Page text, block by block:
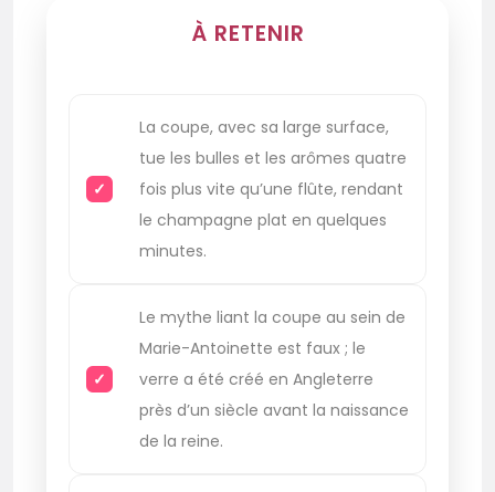
À RETENIR
La coupe, avec sa large surface,
tue les bulles et les arômes quatre
fois plus vite qu’une flûte, rendant
le champagne plat en quelques
minutes.
Le mythe liant la coupe au sein de
Marie-Antoinette est faux ; le
verre a été créé en Angleterre
près d’un siècle avant la naissance
de la reine.